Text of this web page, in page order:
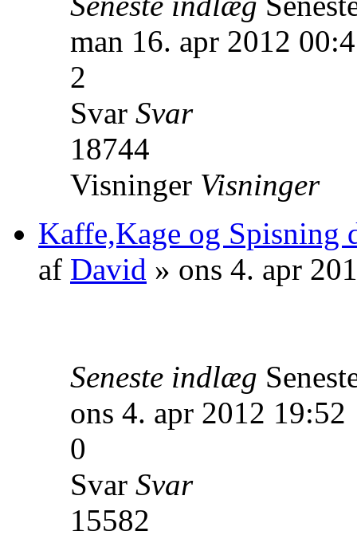
man 16. apr 2012
2
Svar Svar
18744
Visninger Visninger
Kaffe,Kage og Spisning
af David » ons 4. apr
Seneste indlæg
ons 4. apr 2012 19:52
0
Svar Svar
15582